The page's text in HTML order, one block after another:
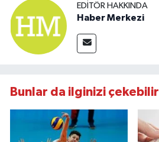
EDITÖR HAKKINDA
Haber Merkezi
Bunlar da ilginizi çekebilir